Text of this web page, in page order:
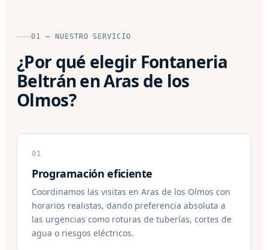
01 — NUESTRO SERVICIO
¿Por qué elegir Fontaneria
Beltrán en Aras de los
Olmos?
01
Programación eficiente
Coordinamos las visitas en Aras de los Olmos con
horarios realistas, dando preferencia absoluta a
las urgencias como roturas de tuberías, cortes de
agua o riesgos eléctricos.